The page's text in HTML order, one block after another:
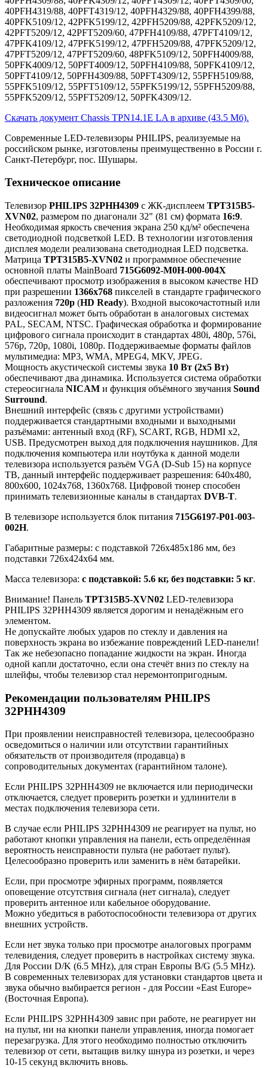
40PFH4319/88, 40PFT4319/12, 40PFH4329/88, 40PFH4399/88,
40PFK5109/12, 42PFK5199/12, 42PFH5209/88, 42PFK5209/12,
42PFT5209/12, 42PFT5209/60, 47PFH4109/88, 47PFT4109/12,
47PFK4109/12, 47PFK5199/12, 47PFH5209/88, 47PFK5209/12,
47PFT5209/12, 47PFT5209/60, 48PFK5109/12, 50PFH4009/88,
50PFK4009/12, 50PFT4009/12, 50PFH4109/88, 50PFK4109/12,
50PFT4109/12, 50PFH4309/88, 50PFT4309/12, 55PFH5109/88,
55PFK5109/12, 55PFT5109/12, 55PFK5199/12, 55PFH5209/88,
55PFK5209/12, 55PFT5209/12, 50PFK4309/12.
Скачать документ Chassis TPN14.1E LA в архиве (43.5 Мб).
Современные LED-телевизоры PHILIPS, реализуемые на
российском рынке, изготовлены преимущественно в России г.
Санкт-Петербург, пос. Шушары.
Техническое описание
Телевизор PHILIPS 32PHH4309 с ЖК-дисплеем TPT315B5-
XVN02, размером по диагонали 32" (81 см) формата 16:9.
Необходимая яркость свечения экрана 250 кд/м² обеспечена
светодиодной подсветкой LED. В технологии изготовления
дисплея модели реализована светодиодная LED подсветка.
Матрица TPT315B5-XVN02 и программное обеспечение
основной платы MainBoard 715G6092-M0H-000-004X
обеспечивают просмотр изображения в высоком качестве HD
при разрешении 1366x768 пикселей в стандарте графического
разложения 720p (HD Ready). Входной высокочастотный или
видеосигнал может быть обработан в аналоговых системах
PAL, SECAM, NTSC. Графическая обработка и формирование
цифрового сигнала происходит в стандартах 480i, 480p, 576i,
576p, 720p, 1080i, 1080p. Поддерживаемые форматы файлов
мультимедиа: MP3, WMA, MPEG4, MKV, JPEG.
Мощность акустической системы звука 10 Вт (2x5 Вт)
обеспечивают два динамика. Используется система обработки
стереосигнала NICAM и функция объёмного звучания Sound
Surround.
Внешний интерфейс (связь с другими устройствами)
поддерживается стандартными входными и выходными
разъёмами: антенный вход (RF), SCART, RGB, HDMI x2,
USB. Предусмотрен выход для подключения наушников. Для
подключения компьютера или ноутбука к данной модели
телевизора используется разъём VGA (D-Sub 15) на корпусе
ТВ, данный интерфейс поддерживает разрешения: 640x480,
800x600, 1024x768, 1360x768. Цифровой тюнер способен
принимать телевизионные каналы в стандартах DVB-T.
В телевизоре используется блок питания 715G6197-P01-003-
002H.
Габаритные размеры: с подставкой 726x485x186 мм, без
подставки 726x424x64 мм.
Масса телевизора: с подставкой: 5.6 кг, без подставки: 5 кг.
Внимание! Панель TPT315B5-XVN02 LED-телевизора
PHILIPS 32PHH4309 является дорогим и ненадёжным его
элементом.
Не допускайте любых ударов по стеклу и давления на
поверхность экрана во избежание повреждений LED-панели!
Так же небезопасно попадание жидкости на экран. Иногда
одной капли достаточно, если она стечёт вниз по стеклу на
шлейфы, чтобы телевизор стал неремонтопригодным.
Рекомендации пользователям PHILIPS
32PHH4309
При проявлении неисправностей телевизора, целесообразно
осведомиться о наличии или отсутствии гарантийных
обязательств от производителя (продавца) в
сопроводительных документах (гарантийном талоне).
Если PHILIPS 32PHH4309 не включается или периодически
отключается, следует проверить розетки и удлинители в
местах подключения телевизора сети.
В случае если PHILIPS 32PHH4309 не реагирует на пульт, но
работают кнопки управления на панели, есть определённая
вероятность неисправности пульта (не работает пульт).
Целесообразно проверить или заменить в нём батарейки.
Если, при просмотре эфирных программ, появляется
оповещение отсутствия сигнала (нет сигнала), следует
проверить антенное или кабельное оборудование.
Можно убедиться в работоспособности телевизора от других
внешних устройств.
Если нет звука только при просмотре аналоговых программ
телевидения, следует проверить в настройках систему звука.
Для России D/K (6.5 MHz), для стран Европы B/G (5.5 MHz).
В современных телевизорах для установки стандартов цвета и
звука обычно выбирается регион - для России «East Europe»
(Восточная Европа).
Если PHILIPS 32PHH4309 завис при работе, не реагирует ни
на пульт, ни на кнопки панели управления, иногда помогает
перезагрузка. Для этого необходимо полностью отключить
телевизор от сети, вытащив вилку шнура из розетки, и через
10-15 секунд включить вновь.